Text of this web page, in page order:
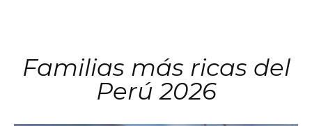
Familias más ricas del
Perú 2026